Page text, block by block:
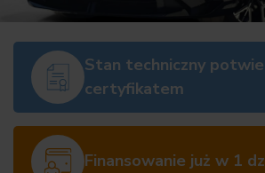
Stan techniczny
certyfikatem
Finansowanie już w 1